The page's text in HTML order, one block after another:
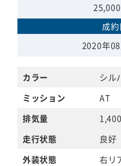
成約
2020年
カラー
シル
ミッション
AT
排気量
走行状態
良好
外装状態
右リ